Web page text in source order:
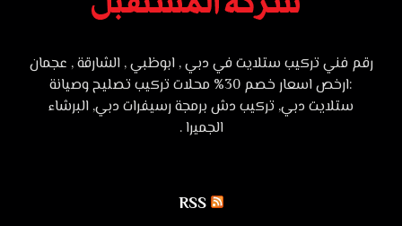
رقم فني تركيب ستلايت في دبي , ابوظبي , الشارقة , عجمان
:ارخص اسعار خصم 30% محلات تركيب تصليح وصيانة
ستلايت دبي, تركيب دش برمجة رسيفرات دبي, البرشاء
الجميرا .
RSS